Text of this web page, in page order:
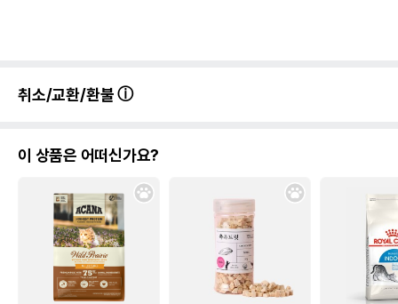
취소/교환/환불
이 상품은 어떠신가요?